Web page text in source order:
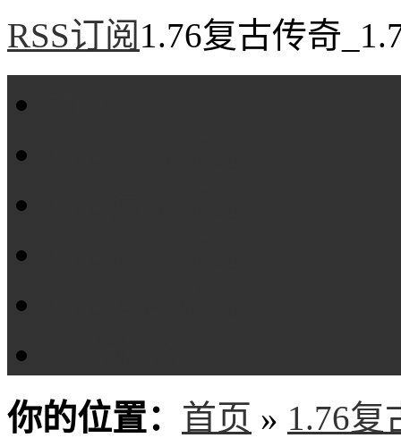
RSS订阅 1.76复古传奇
你的位置： 首页 » 1.76复